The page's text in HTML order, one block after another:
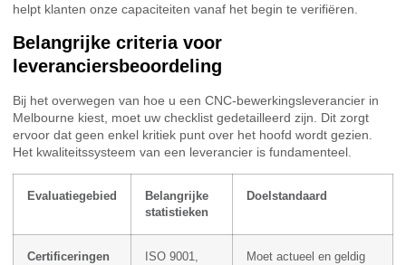
helpt klanten onze capaciteiten vanaf het begin te verifiëren.
Belangrijke criteria voor
leveranciersbeoordeling
Bij het overwegen van hoe u een CNC-bewerkingsleverancier in
Melbourne kiest, moet uw checklist gedetailleerd zijn. Dit zorgt
ervoor dat geen enkel kritiek punt over het hoofd wordt gezien.
Het kwaliteitssysteem van een leverancier is fundamenteel.
Evaluatiegebied
Belangrijke
statistieken
Doelstandaard
Certificeringen
ISO 9001,
Moet actueel en geldig